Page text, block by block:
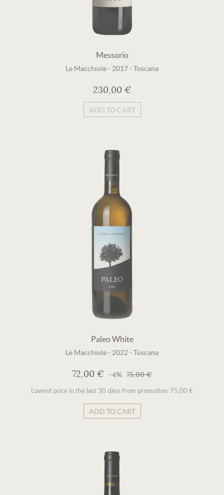
Messorio
Le Macchiole- 2017- Toscana
230,00 €
ADD TO CART
Paleo White
Le Macchiole- 2022 - Toscana
72,00 € -4% 75,00 €
Lowest price in the last 30 days from promotion: 75,00 €
ADD TO CART